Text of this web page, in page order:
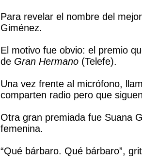
Para revelar el nombre del
Giménez.
El motivo fue obvio: el premio
de Gran Hermano (Telefe).
Una vez frente al micrófono,
comparten radio pero que
Otra gran premiada fue Suana
femenina.
“Qué bárbaro. Qué bárbaro”,